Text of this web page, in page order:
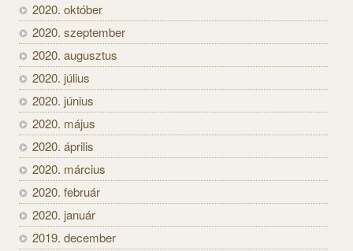
2020. október
2020. szeptember
2020. augusztus
2020. július
2020. június
2020. május
2020. április
2020. március
2020. február
2020. január
2019. december